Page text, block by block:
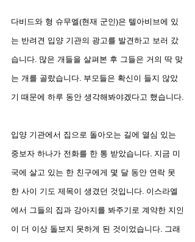
다비드와 형 슈무엘(현재 군인)은 텔아비브에 있
는 반려견 입양 기관의 광고를 발견하고 보러 갔
습니다. 많은 개들을 살펴본 후 그들은 거의 딱 맞
는 개를 골랐습니다. 부모들은 확신이 들지 않았
기 때문에 하루 동안 생각해봐야겠다고 했습니다.
입양 기관에서 집으로 돌아오는 길에 열심 있는
중보자 하나가 전화를 한 통 받았습니다. 지금 미
국에 살고 있는 한 친구에게 몇 달 동안 연락 못
한 사이 기도 제목이 생겼던 것입니다. 이스라엘
에서 그들의 집과 강아지를 봐주기로 계약한 지인
이 더 이상 돌보지 못하게 된 것이었습니다. 그래